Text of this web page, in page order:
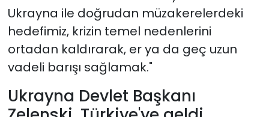
Ukrayna ile doğrudan müzakerelerdeki
hedefimiz, krizin temel nedenlerini
ortadan kaldırarak, er ya da geç uzun
vadeli barışı sağlamak."
Ukrayna Devlet Başkanı